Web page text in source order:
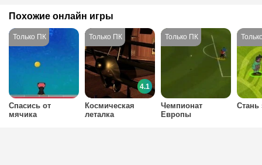
Похожие онлайн игры
Спасись от
мячика
Космическая
леталка
4.1
Чемпионат
Европы
Стань